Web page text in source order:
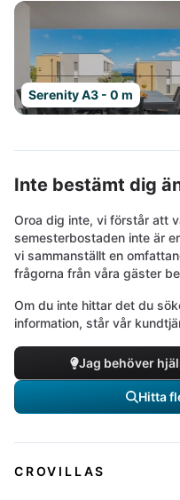
Serenity A3 - 0 m
Inte bestämt dig
Oroa dig inte, vi förstår att
semesterbostaden inte är
vi sammanställt en
frågorna från våra gäster
Om du inte hittar det du
information, står vår
Jag behöver
Hitta
CROVILLAS